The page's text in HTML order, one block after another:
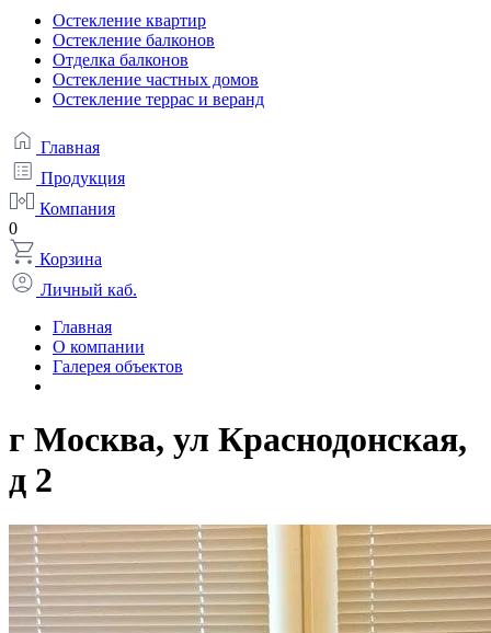
Остекление квартир
Остекление балконов
Отделка балконов
Остекление частных домов
Остекление террас и веранд
Главная
Продукция
Компания
0
Корзина
Личный каб.
Главная
О компании
Галерея объектов
г Москва, ул Краснодонская,
д 2